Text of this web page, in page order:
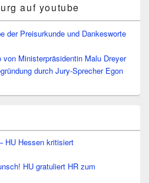
auf youtube
der Preisurkunde und Dankesworte
von Ministerpräsidentin Malu Dreyer
durch Jury-Sprecher Egon
HU Hessen kritisiert
HU gratuliert HR zum